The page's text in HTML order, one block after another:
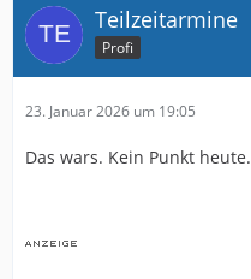
Teilzeitarmine
Profi
23. Januar 2026 um 19:05
Das wars. Kein Punkt heute.